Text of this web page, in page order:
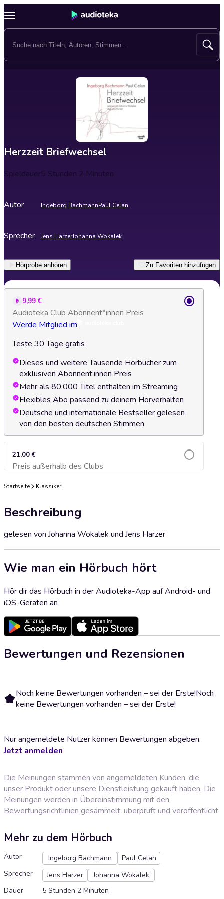
Herzzeit Briefwechsel
Spieldauer5 Stunden 2 Minuten
Autor Ingeborg BachmannPaul Celan
Sprecher Jens HarzerJohanna Wokalek
Hörprobe anhören Zu Favoriten hinzufügen
9,99 €
Audioteka Club Abonnent*innen Preis
Werde Mitglied im
Teste 30 Tage gratis
Dieses und weitere Tausende Hörbücher zum
exklusiven Abonnent:innen Preis
Mehr als 80.000 Titel enthalten im Streaming
Flexibles Abo passend zu deinem Hörverhalten
Deutsche und internationale Bestseller gelesen
von den besten deutschen Stimmen
21,00 €
Preis außerhalb des ClubsZum Warenkorb hinzufügen
Startseite Klassiker
Beschreibung
gelesen von Johanna Wokalek und Jens Harzer
Wie man ein Hörbuch hört
Hör dir das Hörbuch in der Audioteka-App auf Android- und
iOS-Geräten an
Bewertungen und Rezensionen
Noch keine Bewertungen vorhanden – sei der Erste!Noch
keine Bewertungen vorhanden – sei der Erste!
Nur angemeldete Nutzer können Bewertungen abgeben.
Jetzt anmelden
Die Meinungen stammen von angemeldeten Kunden, die
unser Produkt oder unsere Dienstleistung gekauft haben. Die
Meinungen werden in Übereinstimmung mit den
Bewertungsrichtlinien gesammelt, überprüft und veröffentlicht.
Mehr zu dem Hörbuch
Autor Ingeborg Bachmann
Paul Celan
Sprecher
Jens Harzer
Johanna Wokalek
Dauer
5 Stunden 2 Minuten